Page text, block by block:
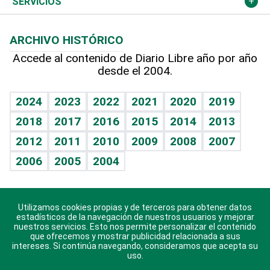
Hablando con el pediatra
Vida y familia
Eñe
Celebrando la vida
Sin complejos
En pocas palabras
Escuchando al corazón
Economía Personal
Línea de hit
TBT Deportivo
Hecho en casa
Guía del dinero
Cumpleaños
Horóscopos
Juegos
ARCHIVO HISTÓRICO
Accede al contenido de Diario Libre año por año
desde el 2004.
2024 2023 2022 2021 2020
2019
2018
2017 2016 2015 2014
2013
2012
2011 2010 2009 2008
2007
2006
2005 2004
Descarga nuestras aplicaciones para Android, iOS y
sistema Huawei.
Utilizamos cookies propias y de terceros para obtener datos
estadísticos de la navegación de nuestros usuarios y mejorar
nuestros servicios. Esto nos permite personalizar el contenido
que ofrecemos y mostrar publicidad relacionada a sus
intereses. Si continúa navegando, consideramos que acepta su
uso.